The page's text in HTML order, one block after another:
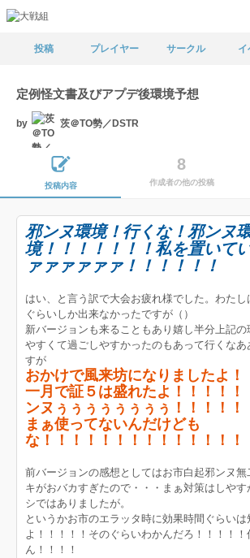
投稿 プレイヤー サークル イ
定例怪文書及びアプデ後環境予想
by 茨＠TO勢／DSTR
投稿内容
8
作成者の他の投稿
邪ンヌ環境！行くな！邪ンヌ
境！！！！！！！私を置いて
ァァァァァァ！！！！！！
はい、と言う訳で大会お疲れ様でした。わた
ぐらいしか出来なかったですが（）
新バージョンも来ることもあり嬉し半分上記の
やすくて過ごしやすかったのもあって行くなあ
すが
おかけで風来坊になりましたよ！
一月で証５は盛れたよ！！！！！
ンヌぅぅぅぅぅぅぅぅ！！！！！
まぁ使ってないんだけども
な！！！！！！！！！！！！！！
前バージョンの感想としてはお市白起邪ンヌ無
キがおバカすぎたので・・・まぁ対策はしや
シではありましたが。
というかお市のエラッタ時に効果時間ぐらいは
よ！！！！！そのぐらいわかんだろ！！！！
ん！！！！